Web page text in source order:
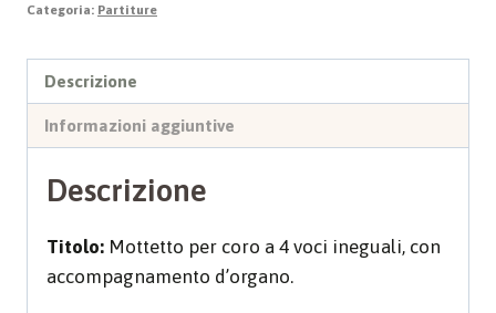
Categoria: Partiture
Descrizione
Informazioni aggiuntive
Descrizione
Titolo: Mottetto per coro a 4 voci ineguali, con
accompagnamento d’organo.